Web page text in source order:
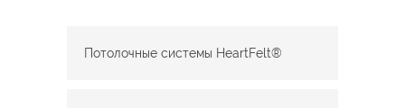
Потолочные системы HeartFelt®